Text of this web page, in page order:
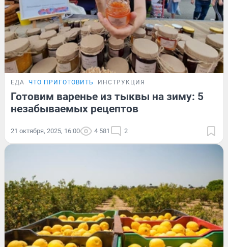
ЕДА ЧТО ПРИГОТОВИТЬ ИНСТРУКЦИЯ
Готовим варенье из тыквы на зиму: 5
незабываемых рецептов
21 октября, 2025, 16:00 4 581 2